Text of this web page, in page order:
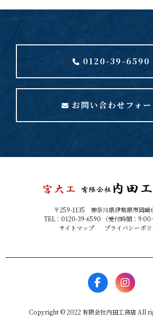
0120-39-6590
お問い合わせフォー
〒259-1135 神奈川県伊勢原市岡崎
TEL：0120-39-6590 （受付時間：9:00
サイトマップ
プライバシーポ
Copyright © 2022 有限会社内田工務店 All